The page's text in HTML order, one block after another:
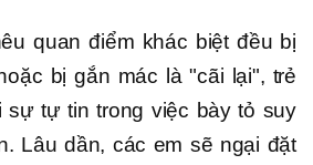
quan điểm khác biệt đều bị
bị gắn mác là "cãi lại", trẻ
sự tự tin trong việc bày tỏ suy
Lâu dần, các em sẽ ngại đặt